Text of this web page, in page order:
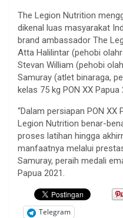
The Legion Nutrition
dikenal luas masyarakat
brand ambassador The
Atta Halilintar (pehobi
Stevan William (pehobi
Samuray (atlet binaraga,
kelas 75 kg PON XX Papua
“Dalam persiapan PON XX
Legion Nutrition benar-
proses latihan hingga
manfaatnya melalui
Samuray, peraih medali
Papua 2021.
Telegram